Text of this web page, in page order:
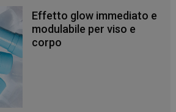
Effetto glow immediato e
modulabile per viso e
corpo